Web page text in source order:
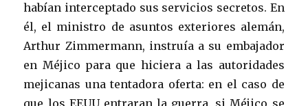
habían interceptado sus servicios secretos. En
él, el ministro de asuntos exteriores alemán,
Arthur Zimmermann, instruía a su embajador
en Méjico para que hiciera a las autoridades
mejicanas una tentadora oferta: en el caso de